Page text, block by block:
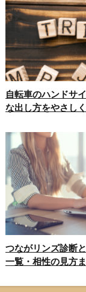
自転車のハンドサ
な出し方をやさし
つながリンズ診断
一覧・相性の見方